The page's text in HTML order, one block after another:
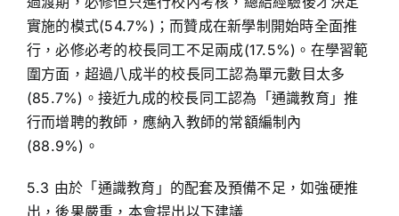
實施的模式(54.7%)；而贊成在新學制開始時全面推
行，必修必考的校長同工不足兩成(17.5%)。在學習範
圍方面，超過八成半的校長同工認為單元數目太多
(85.7%)。接近九成的校長同工認為「通識教育」推
行而增聘的教師，應納入教師的常額編制內
(88.9%)。
5.3 由於「通識教育」的配套及預備不足，如強硬推
出，後果嚴重，本會提出以下建議